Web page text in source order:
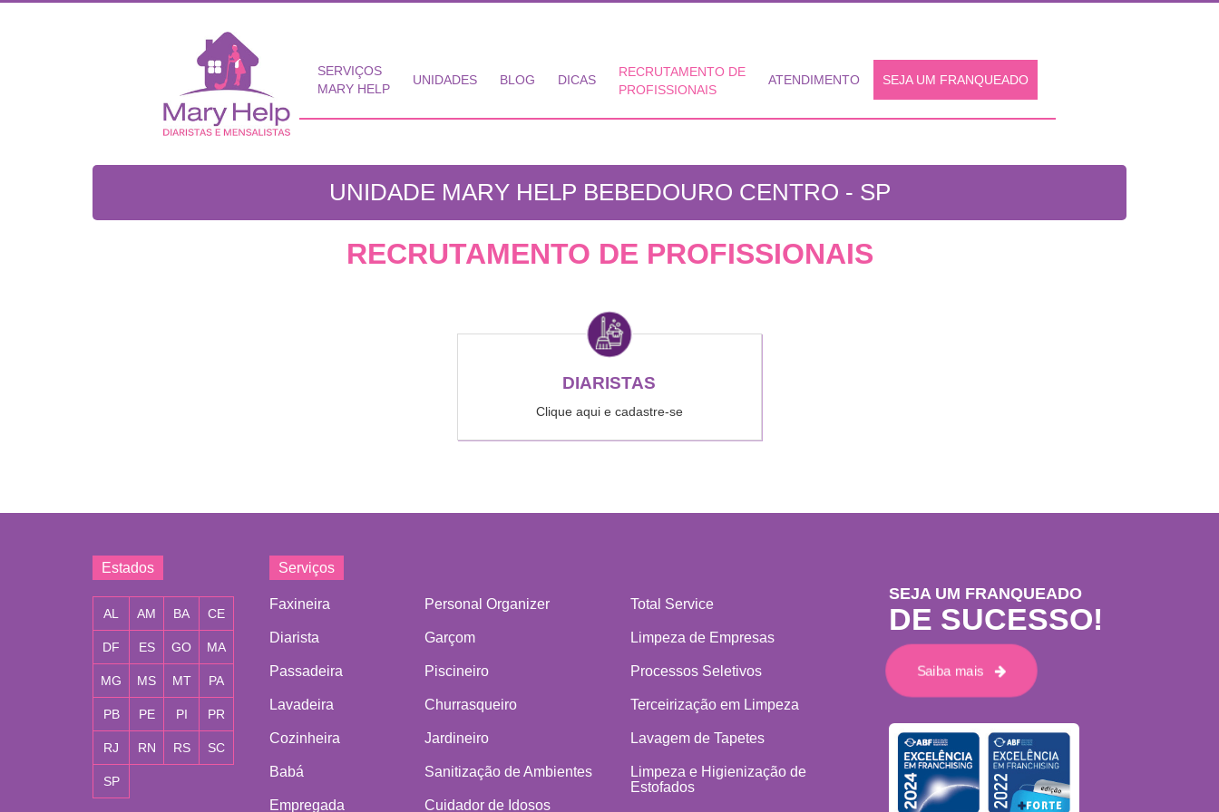
SERVIÇOS
MARY HELP
UNIDADES BLOG DICAS
RECRUTAMENTO DE
PROFISSIONAIS
ATENDIMENTO SEJA UM FRANQUEADO
UNIDADE MARY HELP BEBEDOURO CENTRO - SP
RECRUTAMENTO DE PROFISSIONAIS
DIARISTAS
Clique aqui e cadastre-se
Estados
AL AM BA CE
DF ES GO MA
MG MS MT PA
PB PE PI PR
RJ RN RS SC
SP
Serviços
Faxineira
Diarista
Passadeira
Lavadeira
Cozinheira
Babá
Empregada
Personal Organizer
Garçom
Piscineiro
Churrasqueiro
Jardineiro
Sanitização de Ambientes
Cuidador de Idosos
Total Service
Limpeza de Empresas
Processos Seletivos
Terceirização em Limpeza
Lavagem de Tapetes
Limpeza e Higienização de
Estofados
SEJA UM FRANQUEADO
DE SUCESSO!
Saiba mais